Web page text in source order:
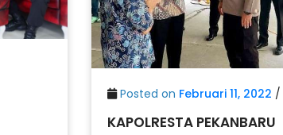
Posted on Februari 11, 2022 /
KAPOLRESTA PEKANBARU